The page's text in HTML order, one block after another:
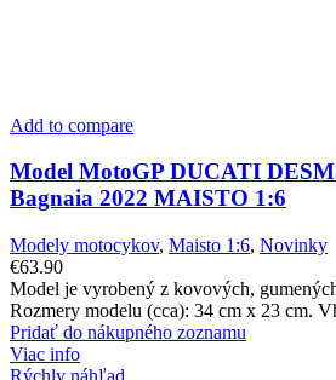
Add to compare
Model MotoGP DUCATI
Bagnaia 2022 MAISTO 1:6
Modely motocykov, Maisto 1:6, Novinky
€63.90
Model je vyrobený z kovových,
Rozmery modelu (cca): 34 cm x 23 cm.
Pridať do nákupného zoznamu
Viac info